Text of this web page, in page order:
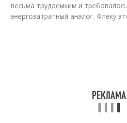
весьма трудоемким и
энергозатратный аналог. Флеку